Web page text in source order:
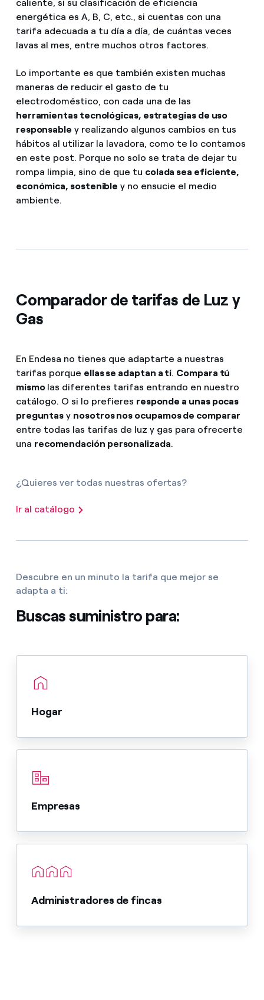
caliente, si su clasificación de eficiencia
energética es A, B, C, etc., si cuentas con una
tarifa adecuada a tu día a día, de cuántas veces
lavas al mes, entre muchos otros factores.
Lo importante es que también existen muchas
maneras de reducir el gasto de tu
electrodoméstico, con cada una de las
herramientas tecnológicas, estrategias de uso
responsable y realizando algunos cambios en tus
hábitos al utilizar la lavadora, como te lo contamos
en este post. Porque no solo se trata de dejar tu
rompa limpia, sino de que tu colada sea eficiente,
económica, sostenible y no ensucie el medio
ambiente.
Comparador de tarifas de Luz y
Gas
En Endesa no tienes que adaptarte a nuestras
tarifas porque ellas se adaptan a ti. Compara tú
mismolas diferentes tarifas entrando en nuestro
catálogo. O si lo prefieres responde a unas pocas
preguntas y nosotros nos ocupamos de comparar
entre todas las tarifas de luz y gas para ofrecerte
una recomendación personalizada.
¿Quieres ver todas nuestras ofertas?
Ir al catálogo
Descubre en un minuto la tarifa que mejor se
adapta a ti:
Buscas suministro para:
Hogar
Empresas
Administradores de fincas